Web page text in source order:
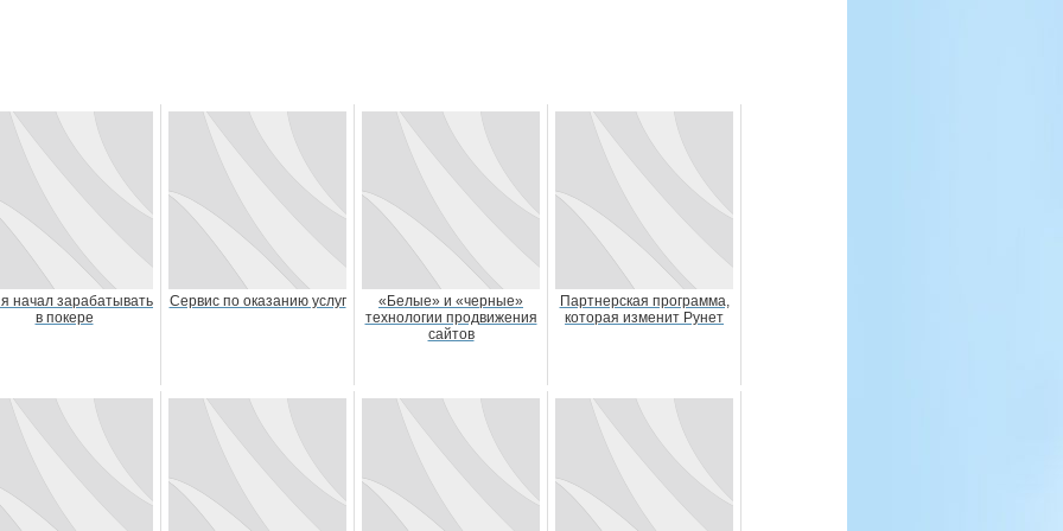
начал зарабатывать
в покере
Сервис по оказанию услуг
«Белые» и «черные»
технологии продвижения
сайтов
Партнерская программа,
которая изменит Рунет